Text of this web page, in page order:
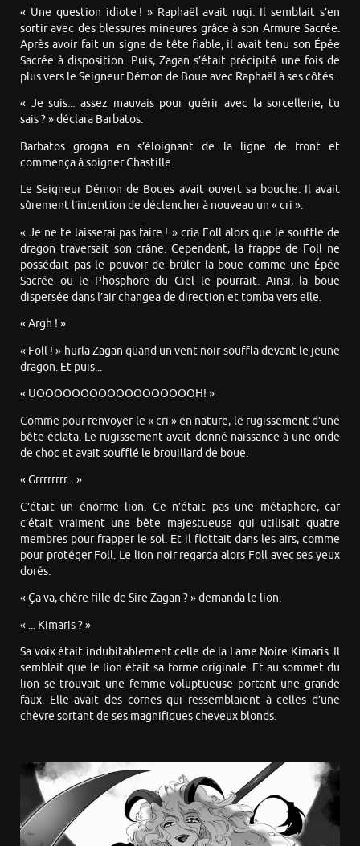
« Une question idiote ! » Raphaël avait rugi. Il semblait s’en
sortir avec des blessures mineures grâce à son Armure Sacrée.
Après avoir fait un signe de tête fiable, il avait tenu son Épée
Sacrée à disposition. Puis, Zagan s’était précipité une fois de
plus vers le Seigneur Démon de Boue avec Raphaël à ses côtés.
« Je suis... assez mauvais pour guérir avec la sorcellerie, tu
sais ? » déclara Barbatos.
Barbatos grogna en s’éloignant de la ligne de front et
commença à soigner Chastille.
Le Seigneur Démon de Boues avait ouvert sa bouche. Il avait
sûrement l’intention de déclencher à nouveau un « cri ».
« Je ne te laisserai pas faire ! » cria Foll alors que le souffle de
dragon traversait son crâne. Cependant, la frappe de Foll ne
possédait pas le pouvoir de brûler la boue comme une Épée
Sacrée ou le Phosphore du Ciel le pourrait. Ainsi, la boue
dispersée dans l’air changea de direction et tomba vers elle.
« Argh ! »
« Foll ! » hurla Zagan quand un vent noir souffla devant le jeune
dragon. Et puis...
« UOOOOOOOOOOOOOOOOOOH! »
Comme pour renvoyer le « cri » en nature, le rugissement d’une
bête éclata. Le rugissement avait donné naissance à une onde
de choc et avait soufflé le brouillard de boue.
« Grrrrrrrr... »
C’était un énorme lion. Ce n’était pas une métaphore, car
c’était vraiment une bête majestueuse qui utilisait quatre
membres pour frapper le sol. Et il flottait dans les airs, comme
pour protéger Foll. Le lion noir regarda alors Foll avec ses yeux
dorés.
« Ça va, chère fille de Sire Zagan ? » demanda le lion.
« ... Kimaris ? »
Sa voix était indubitablement celle de la Lame Noire Kimaris. Il
semblait que le lion était sa forme originale. Et au sommet du
lion se trouvait une femme voluptueuse portant une grande
faux. Elle avait des cornes qui ressemblaient à celles d’une
chèvre sortant de ses magnifiques cheveux blonds.